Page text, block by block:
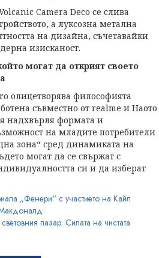
Camera Deco се слива
а луксозна метална
на дизайна, съчетавайки
изисканост.
могат да открият своето
олицетворява философията
съвместно от realme и Наото
надхвърля формата и
на младите потребители
зона“ сред динамиката на
могат да се свържат с
си и да изберат
„Фенери“ с участието на Кайл
пазар: Силата на чистата